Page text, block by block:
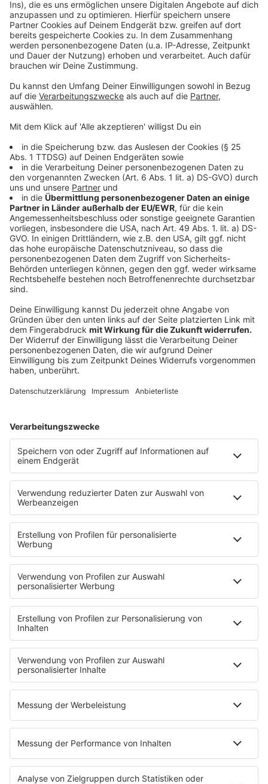
Das vorzeitigeAusscheiden eines Vorstandsmitglieds
des Verkehrsverbundes Rhein-Ruhr (VRR)wird die
Steuerzahler nach Berechnungen ihrer
Interessenvertretung mindestens 700.000 Euro
kosten. Zwar sollen persönliche Verfehlungen der
Grund für den Abgang sein, die aber wohl nicht für eine
Vertrags taugten. Die Steuerzahler hätten ein Recht
darauf zu erfahren, was dieser vorzeitige Abgang
koste - der VRR reagiere darauf aber mit
Heimlichtuerei und habe die Kosten bislang nicht
beziffert, so die Kritik.
Anzeige
©picture alliance/dpa | Roland Weihrauch
Anzeige
Jüdisches Museum in Köln
Anzeige
Nicht zum ersten Mal beschäftigt sich der
unterirdischen Rundgang von 48 auf 190 Millionen Euro
gestiegen. 2.000 Jahre Kölner Stadtgeschichte sollen
in einem 600 Meter langen unterirdischen Rundgang
namens"Miqua"erlebbar werden. Gezeigt werden
Statthalterpalasts, eines mittelalterlichen jüdischen
Viertels und eines Goldschmiedeviertels. Der
Eröffnungstermin Ende 2019 sei inzwischen auf Ende
2027 verschoben worden.
Eine ganze Reihe von Faktoren hätten die Kosten in
die Höhe getrieben. Für Köln, das auf einen
Schuldenstand von sechs Milliarden Euro zusteuere,
sei das fatal: Die Fördersumme des Landes sei bei
33,7 Millionen Euro gedeckelt. Damit steige der
städtische Eigenanteil von 28,8 auf mehr als 156
Köln dürfe sich auf solche Großprojekte mit
unkalkulierbaren Risiken nicht einlassen, so der Bund.
Anzeige
Teurer Fußweg in Wachtberg
Anzeige